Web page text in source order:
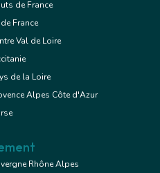
de France
France
Val de Loire
de la Loire
Alpes Côte d'Azur
Rhône Alpes